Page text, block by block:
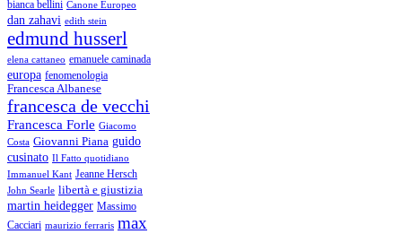
bianca bellini Canone Europeo
dan zahavi edith stein
edmund husserl
elena cattaneo emanuele caminada
europa fenomenologia
Francesca Albanese
francesca de vecchi
Francesca Forle Giacomo
Costa Giovanni Piana guido
cusinato Il Fatto quotidiano
Immanuel Kant Jeanne Hersch
John Searle libertà e giustizia
martin heidegger Massimo
Cacciari maurizio ferraris max